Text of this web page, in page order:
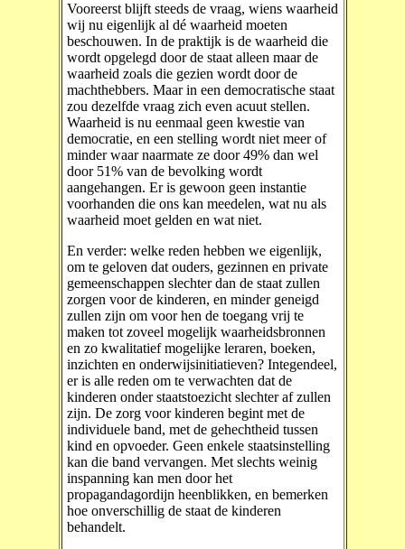
Vooreerst blijft steeds de vraag, wiens waarheid
wij nu eigenlijk al dé waarheid moeten
beschouwen. In de praktijk is de waarheid die
wordt opgelegd door de staat alleen maar de
waarheid zoals die gezien wordt door de
machthebbers. Maar in een democratische staat
zou dezelfde vraag zich even acuut stellen.
Waarheid is nu eenmaal geen kwestie van
democratie, en een stelling wordt niet meer of
minder waar naarmate ze door 49% dan wel
door 51% van de bevolking wordt
aangehangen. Er is gewoon geen instantie
voorhanden die ons kan meedelen, wat nu als
waarheid moet gelden en wat niet.
En verder: welke reden hebben we eigenlijk,
om te geloven dat ouders, gezinnen en private
gemeenschappen slechter dan de staat zullen
zorgen voor de kinderen, en minder geneigd
zullen zijn om voor hen de toegang vrij te
maken tot zoveel mogelijk waarheidsbronnen
en zo kwalitatief mogelijke leraren, boeken,
inzichten en onderwijsinitiatieven? Integendeel,
er is alle reden om te verwachten dat de
kinderen onder staatstoezicht slechter af zullen
zijn. De zorg voor kinderen begint met de
individuele band, met de gehechtheid tussen
kind en opvoeder. Geen enkele staatsinstelling
kan die band vervangen. Met slechts weinig
inspanning kan men door het
propagandagordijn heenblikken, en bemerken
hoe onverschillig de staat de kinderen
behandelt.